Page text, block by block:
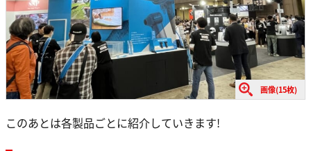
画像(15枚)
このあとは各製品ごとに紹介していきます!